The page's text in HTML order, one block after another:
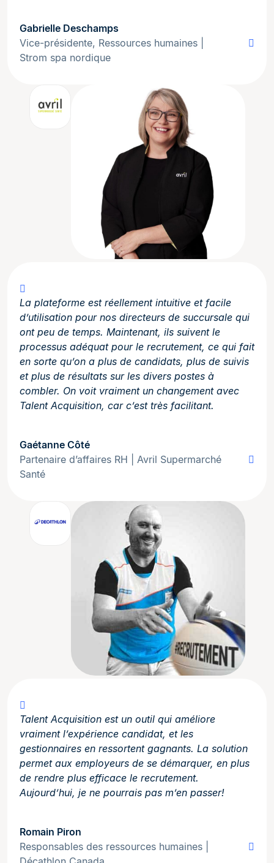
Gabrielle Deschamps
Vice-présidente, Ressources humaines |
Strom spa nordique
La plateforme est réellement intuitive et facile
d’utilisation pour nos directeurs de succursale qui
ont peu de temps. Maintenant, ils suivent le
processus adéquat pour le recrutement, ce qui fait
en sorte qu’on a plus de candidats, plus de suivis
et plus de résultats sur les divers postes à
combler. On voit vraiment un changement avec
Talent Acquisition, car c’est très facilitant.
Gaétanne Côté
Partenaire d’affaires RH | Avril Supermarché
Santé
Talent Acquisition est un outil qui améliore
vraiment l’expérience candidat, et les
gestionnaires en ressortent gagnants. La solution
permet aux employeurs de se démarquer, en plus
de rendre plus efficace le recrutement.
Aujourd’hui, je ne pourrais pas m’en passer!
Romain Piron
Responsables des ressources humaines |